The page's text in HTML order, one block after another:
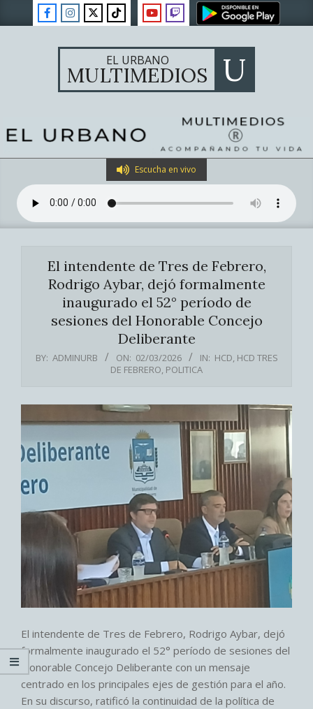
to
EL URBANO
MULTIMEDIOS U
Navigation
Menu
Escucha en vivo
El intendente de Tres de Febrero,
Rodrigo Aybar, dejó formalmente
inaugurado el 52° período de
sesiones del Honorable Concejo
Deliberante
BY: ADMINURB ON: 02/03/2026 IN: HCD, HCD TRES
DE FEBRERO, POLITICA
El intendente de Tres de Febrero, Rodrigo Aybar, dejó
formalmente inaugurado el 52° período de sesiones del
Honorable Concejo Deliberante con un mensaje
centrado en los principales ejes de gestión para el año.
En su discurso, ratificó la continuidad de la política de